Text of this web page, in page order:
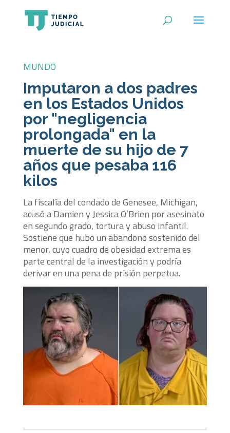
MUNDO
Imputaron a dos padres
en los Estados Unidos
por "negligencia
prolongada" en la
muerte de su hijo de 7
años que pesaba 116
kilos
La fiscalía del condado de Genesee, Michigan,
acusó a Damien y Jessica O’Brien por asesinato
en segundo grado, tortura y abuso infantil.
Sostiene que hubo un abandono sostenido del
menor, cuyo cuadro de obesidad extrema es
parte central de la investigación y podría
derivar en una pena de prisión perpetua.